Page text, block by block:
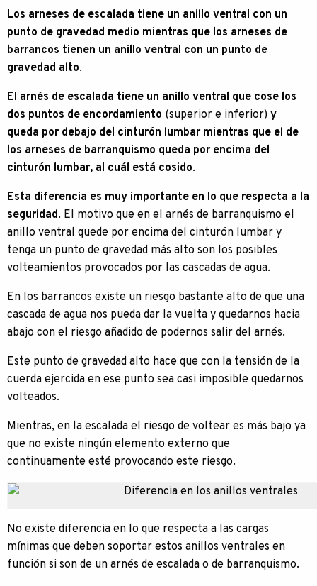
Los arneses de escalada tiene un anillo ventral con un
punto de gravedad medio mientras que los arneses de
barrancos tienen un anillo ventral con un punto de
gravedad alto.
El arnés de escalada tiene un anillo ventral que cose los
dos puntos de encordamiento (superior e inferior) y
queda por debajo del cinturón lumbar mientras que el de
los arneses de barranquismo queda por encima del
cinturón lumbar, al cuál está cosido.
Esta diferencia es muy importante en lo que respecta a la
seguridad. El motivo que en el arnés de barranquismo el
anillo ventral quede por encima del cinturón lumbar y
tenga un punto de gravedad más alto son los posibles
volteamientos provocados por las cascadas de agua.
En los barrancos existe un riesgo bastante alto de que una
cascada de agua nos pueda dar la vuelta y quedarnos hacia
abajo con el riesgo añadido de podernos salir del arnés.
Este punto de gravedad alto hace que con la tensión de la
cuerda ejercida en ese punto sea casi imposible quedarnos
volteados.
Mientras, en la escalada el riesgo de voltear es más bajo ya
que no existe ningún elemento externo que
continuamente esté provocando este riesgo.
No existe diferencia en lo que respecta a las cargas
mínimas que deben soportar estos anillos ventrales en
función si son de un arnés de escalada o de barranquismo.